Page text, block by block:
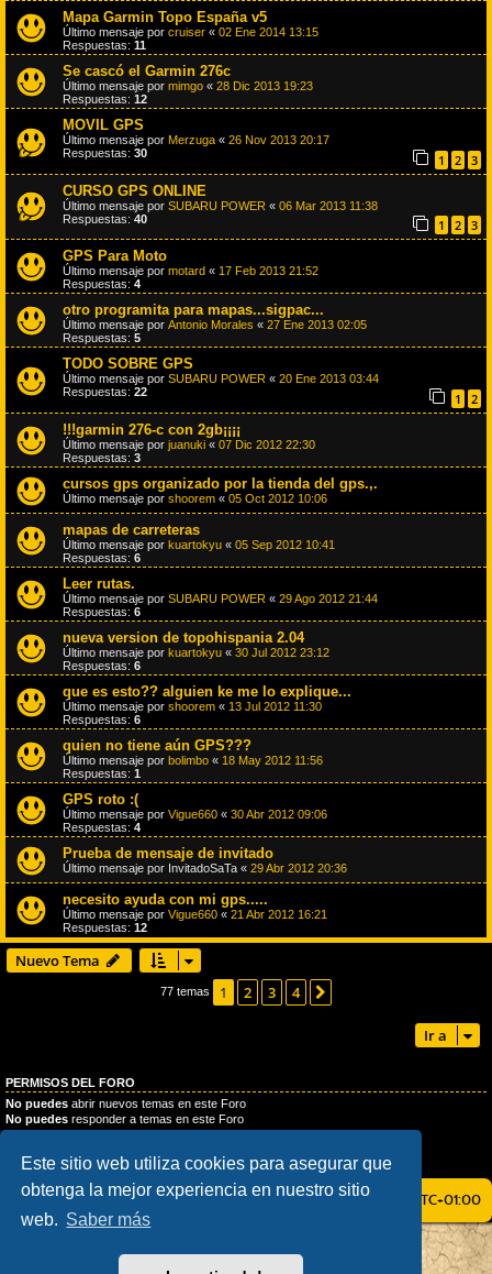
Este sitio web utiliza cookies para asegurar que
obtenga la mejor experiencia en nuestro sitio
web. Saber más
Mapa Garmin Topo España v5
Último mensaje por cruiser « 02 Ene 2014 13:15
Respuestas: 11
Se cascó el Garmin 276c
Último mensaje por mimgo « 28 Dic 2013 19:23
Respuestas: 12
MOVIL GPS
Último mensaje por Merzuga « 26 Nov 2013 20:17
Respuestas: 30 1 2 3
CURSO GPS ONLINE
Último mensaje por SUBARU POWER « 06 Mar 2013 11:38
Respuestas: 40 1 2 3
GPS Para Moto
Último mensaje por motard « 17 Feb 2013 21:52
Respuestas: 4
otro programita para mapas...sigpac...
Último mensaje por Antonio Morales « 27 Ene 2013 02:05
Respuestas: 5
TODO SOBRE GPS
Último mensaje por SUBARU POWER « 20 Ene 2013 03:44
Respuestas: 22 1
2
!!!garmin 276-c con 2gb¡¡¡¡
Último mensaje por juanuki « 07 Dic 2012 22:30
Respuestas: 3
cursos gps organizado por la tienda del gps.,.
Último mensaje por shoorem « 05 Oct 2012 10:06
mapas de carreteras
Último mensaje por kuartokyu « 05 Sep 2012 10:41
Respuestas: 6
Leer rutas.
Último mensaje por SUBARU POWER « 29 Ago 2012 21:44
Respuestas: 6
nueva version de topohispania 2.04
Último mensaje por kuartokyu « 30 Jul 2012 23:12
Respuestas: 6
que es esto?? alguien ke me lo explique...
Último mensaje por shoorem « 13 Jul 2012 11:30
Respuestas: 6
quien no tiene aún GPS???
Último mensaje por bolimbo « 18 May 2012 11:56
Respuestas: 1
GPS roto :(
Último mensaje por Vigue660 « 30 Abr 2012 09:06
Respuestas: 4
Prueba de mensaje de invitado
Último mensaje por InvitadoSaTa « 29 Abr 2012 20:36
necesito ayuda con mi gps.....
Último mensaje por Vigue660 « 21 Abr 2012 16:21
Respuestas: 12
Nuevo Tema
77 temas 1 2 3 4
Ir a
PERMISOS DEL FORO
No puedes abrir nuevos temas en este Foro
No puedes responder a temas en este Foro
No puedeseditar sus mensajes en este Foro
No puedesenviar adjuntos en este Foro
ÍNDICE GENERAL TODOS LOS HORARIOS SON UTC+01:00
DESARROLLADO POR
® FORUM SOFTWARE © PHPBB LIMITED